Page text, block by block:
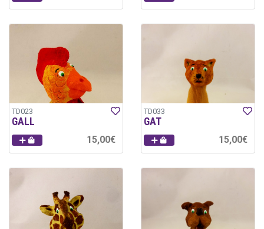
TD023
GALL
15,00€
TD033
GAT
15,00€